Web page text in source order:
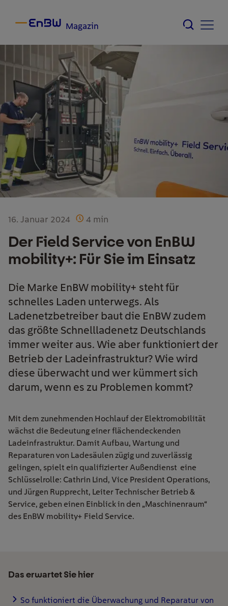
Magazin
16. Januar 2024 4 min
Der Field Service von EnBW
mobility+: Für Sie im Einsatz
Die Marke EnBW mobility+ steht für
schnelles Laden unterwegs. Als
Ladenetzbetreiber baut die EnBW zudem
das größte Schnellladenetz Deutschlands
immer weiter aus. Wie aber funktioniert der
Betrieb der Ladeinfrastruktur? Wie wird
diese überwacht und wer kümmert sich
darum, wenn es zu Problemen kommt?
Mit dem zunehmenden Hochlauf der Elektromobilität
wächst die Bedeutung einer flächendeckenden
Ladeinfrastruktur. Damit Aufbau, Wartung und
Reparaturen von Ladesäulen zügig und zuverlässig
gelingen, spielt ein qualifizierter Außendienst eine
Schlüsselrolle: Cathrin Lind, Vice President Operations,
und Jürgen Rupprecht, Leiter Technischer Betrieb &
Service, geben einen Einblick in den „Maschinenraum“
des EnBW mobility+ Field Service.
Das erwartet Sie hier
So funktioniert die Überwachung und Reparatur von